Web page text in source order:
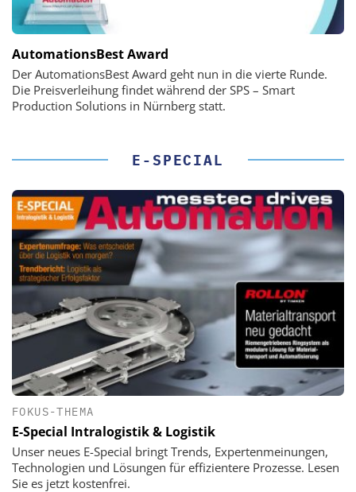
AutomationsBest Award
Der AutomationsBest Award geht nun in die vierte Runde.
Die Preisverleihung findet während der SPS – Smart
Production Solutions in Nürnberg statt.
E-SPECIAL
FOKUS-THEMA
E-Special Intralogistik & Logistik
Unser neues E-Special bringt Trends, Expertenmeinungen,
Technologien und Lösungen für effizientere Prozesse. Lesen
Sie es jetzt kostenfrei.